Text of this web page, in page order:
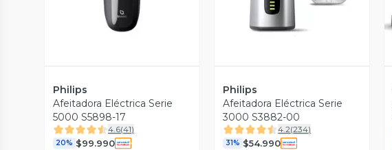
Philips
Afeitadora Eléctrica Serie
5000 S5898-17
4.6(41)
20% $99.990
Philips
Afeitadora Eléctrica Serie
3000 S3882-00
4.2(234)
31% $54.990